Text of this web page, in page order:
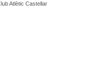
Atlètic Castellar